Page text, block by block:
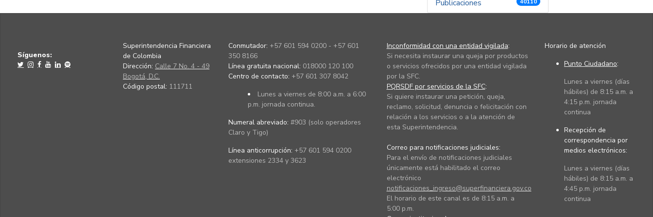
Publicaciones 40110
Síguenos:
Superintendencia Financiera
de Colombia
Dirección: Calle 7 No. 4 - 49
Bogotá, D.C.
Código postal: 111711
Conmutador: +57 601 594 0200 - +57 601
350 8166
Línea gratuita nacional: 018000 120 100
Centro de contacto: +57 601 307 8042
Lunes a viernes de 8:00 a.m. a 6:00
p.m. jornada continua.
Numeral abreviado: #903 (solo operadores
Claro y Tigo)
Línea anticorrupción: +57 601 594 0200
extensiones 2334 y 3623
Inconformidad con una entidad vigilada:
Si necesita instaurar una queja por productos
o servicios ofrecidos por una entidad vigilada
por la SFC.
PQRSDF por servicios de la SFC:
Si quiere instaurar una petición, queja,
reclamo, solicitud, denuncia o felicitación con
relación a los servicios o a la atención de
esta Superintendencia.
Correo para notificaciones judiciales:
Para el envío de notificaciones judiciales
únicamente está habilitado el correo
electrónico
notificaciones_ingreso@superfinanciera.gov.co
El horario de este canal es de 8:15 a.m. a
5:00 p.m.
Horario de atención
Punto Ciudadano:
Lunes a viernes (días
hábiles) de 8:15 a.m. a
4:15 p.m. jornada
continua
Recepción de
correspondencia por
medios electrónicos:
Lunes a viernes (días
hábiles) de 8:15 a.m. a
4:45 p.m. jornada
continua